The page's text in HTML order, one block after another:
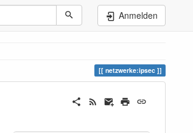
Anmelden
netzwerke:ipsec